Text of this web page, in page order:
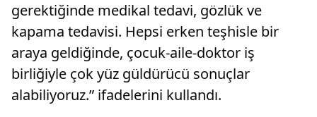
gerektiğinde medikal tedavi, gözlük ve
kapama tedavisi. Hepsi erken teşhisle bir
araya geldiğinde, çocuk-aile-doktor iş
birliğiyle çok yüz güldürücü sonuçlar
alabiliyoruz.” ifadelerini kullandı.